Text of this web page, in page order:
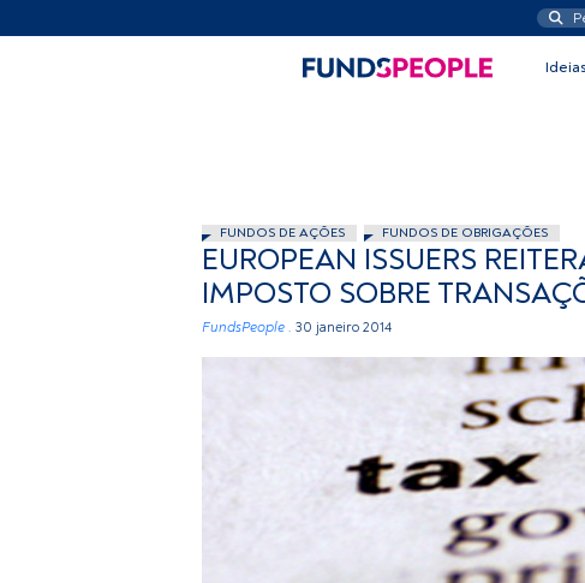
FUNDOS DE AÇÕES FUNDOS DE OBRIGAÇÕES
EUROPEAN ISSUERS
IMPOSTO SOBRE
FundsPeople . 30 janeiro 2014